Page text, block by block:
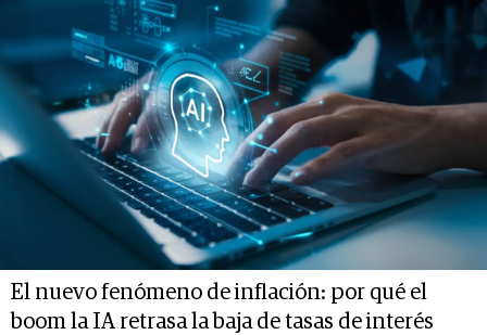
El nuevo fenómeno de inflación: por qué el
boom la IA retrasa la baja de tasas de interés